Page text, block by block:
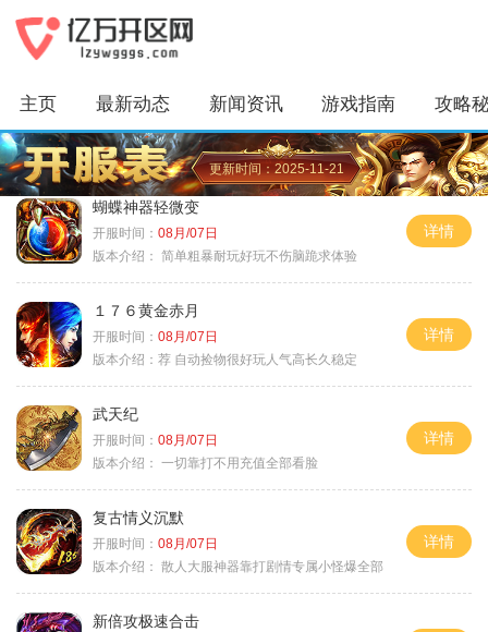
主页 最新动态 新闻资讯 游戏指南 攻略
更新时间：2025-11-21
蝴蝶神器轻微变
开服时间： 08月/07日
版本介绍： 简单粗暴耐玩好玩不伤脑跪求体验
详情
１７６黄金赤月
开服时间： 08月/07日
版本介绍： 荐 自动捡物很好玩人气高长久稳定
详情
武天纪
开服时间： 08月/07日
版本介绍： 一切靠打不用充值全部看脸
详情
复古情义沉默
开服时间： 08月/07日
版本介绍： 散人大服神器靠打剧情专属小怪爆全部
详情
新倍攻极速合击